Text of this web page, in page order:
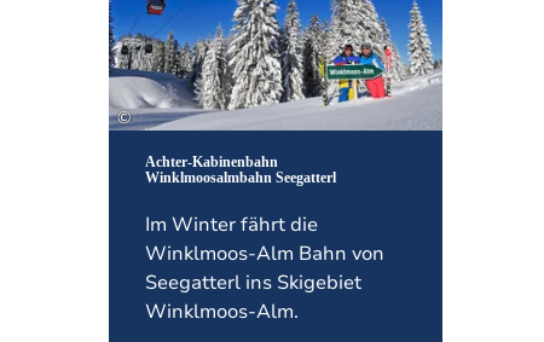
©
Achter-Kabinenbahn
Winklmoosalmbahn Seegatterl
Im Winter fährt die
Winklmoos-Alm Bahn von
Seegatterl ins Skigebiet
Winklmoos-Alm.